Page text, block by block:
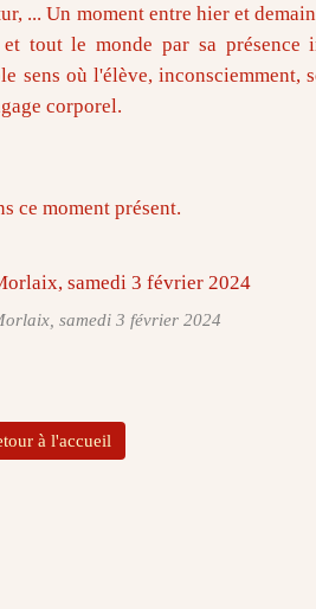
... Un moment entre hier et
tout le monde par sa présence
sens où l'élève, inconsciemment,
corporel.
ce moment présent.
samedi 3 février 2024
à l'accueil